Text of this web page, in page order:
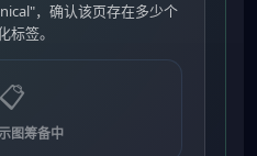
，确认该页存在多少个
标签。
📋
图筹备中